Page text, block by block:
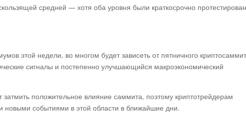
средней — хотя оба уровня были краткосрочно
этой недели, во многом будет зависеть от пятничного
сигналы и постепенно улучшающийся макроэкономический
положительное влияние саммита, поэтому криптотрейдерам
новыми событиями в этой области в ближайшие дни.